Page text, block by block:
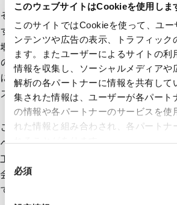
このウェブサイトはCookieを使用しま
このサイトではCookieを使って、ユー
ンテンツや広告の表示、トラフィック
ます。またユーザーによるサイトの利
情報を収集し、ソーシャルメディアや
解析の各パートナーに情報を共有して
集された情報は、ユーザーが各パート
の情報や各パートナーのサービスを使
れた情報と組み合わされ、各パートナ
同
意
の
必須
その後、壜製品や樽製品のラインへと展
す。「各工場から担当者を集めてプロジ
壜ライン、樽ラインなど、それぞれの
の検討も実施しました」と宮浦氏。「
にカメラを置くと便利、という具体的
ストプラクティス集を作成し、それを基
このように、一つのラインで実証され
へと展開していく手法が功を奏し、現
工場に加え、キリンビバレッジや協和
会社にもカメラシステム導入が広がって
では4,000台を超えるFlaRevoのカメラが